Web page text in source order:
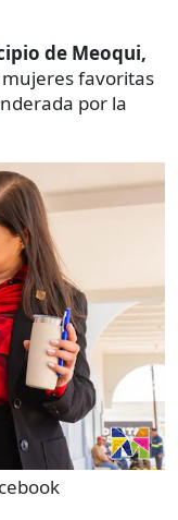
de Meoqui,
favoritas
por la